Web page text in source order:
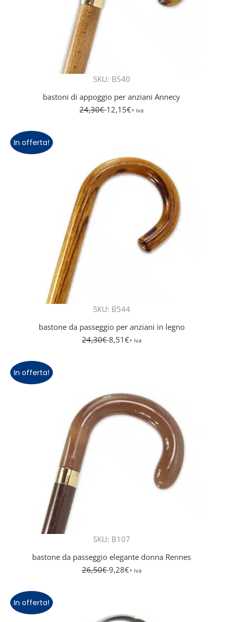
SKU: B540
bastoni di appoggio per anziani Annecy
24,30€ 12,15€+ iva
In offerta!
SKU: B544
bastone da passeggio per anziani in legno
24,30€ 8,51€+ iva
In offerta!
SKU: B107
bastone da passeggio elegante donna Rennes
26,50€ 9,28€+ iva
In offerta!